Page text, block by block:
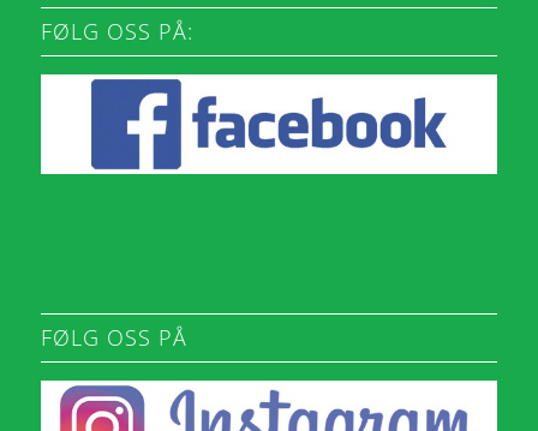
FØLG OSS PÅ:
FØLG OSS PÅ